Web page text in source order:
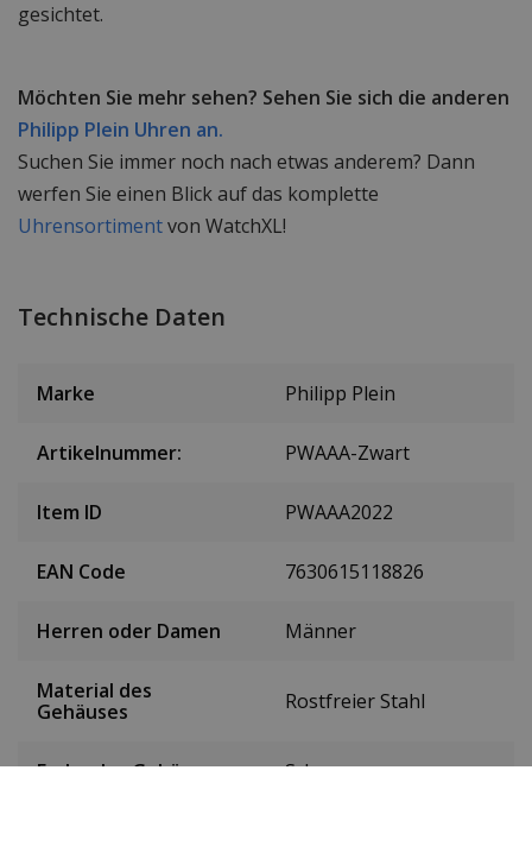
gesichtet.
Möchten Sie mehr sehen? Sehen Sie sich die anderen
Philipp Plein Uhren an.
Suchen Sie immer noch nach etwas anderem? Dann
werfen Sie einen Blick auf das komplette
Uhrensortimentvon WatchXL!
Technische Daten
Marke Philipp Plein
Artikelnummer: PWAAA-Zwart
Item ID PWAAA2022
EAN Code 7630615118826
Herren oder Damen Männer
Material des
Gehäuses
Rostfreier Stahl
Farbe des Gehäuses Schwarz